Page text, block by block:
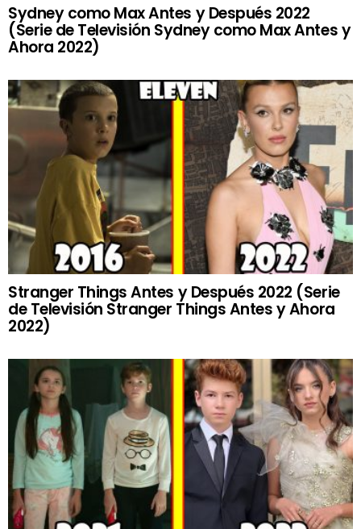
Sydney como Max Antes y Después 2022
(Serie de Televisión Sydney como Max Antes y
Ahora 2022)
Stranger Things Antes y Después 2022 (Serie
de Televisión Stranger Things Antes y Ahora
2022)